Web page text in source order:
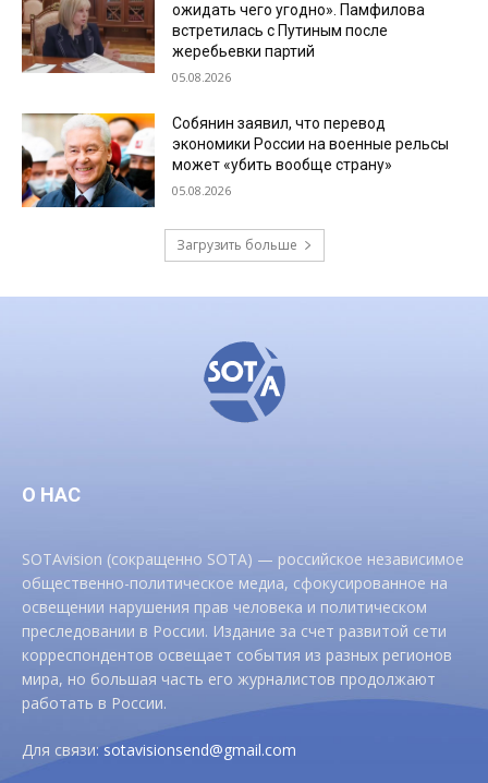
ожидать чего угодно». Памфилова
встретилась с Путиным после
жеребьевки партий
05.08.2026
Собянин заявил, что перевод
экономики России на военные рельсы
может «убить вообще страну»
05.08.2026
Загрузить больше
О НАС
SOTAvision (сокращенно SOTA) — российское независимое
общественно-политическое медиа, сфокусированное на
освещении нарушения прав человека и политическом
преследовании в России. Издание за счет развитой сети
корреспондентов освещает события из разных регионов
мира, но большая часть его журналистов продолжают
работать в России.
Для связи:sotavisionsend@gmail.com